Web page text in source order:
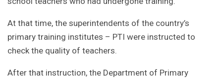
At that time, the superintendents of the country’s
primary training institutes – PTI were instructed to
check the quality of teachers.
After that instruction, the Department of Primary